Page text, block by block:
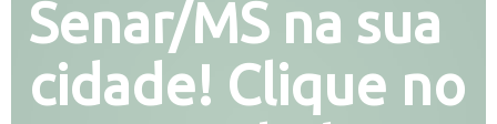
Senar/MS na sua
cidade! Clique no